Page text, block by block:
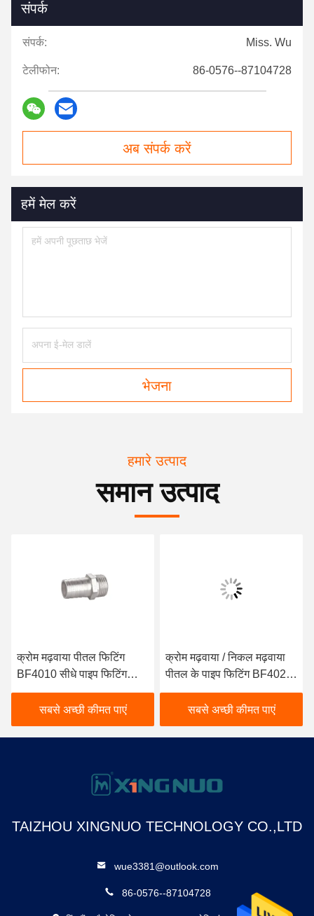
संपर्क
संपर्क: Miss. Wu
टेलीफोन: 86-0576--87104728
अब संपर्क करें
हमें मेल करें
भेजना
हमारे उत्पाद
समान उत्पाद
क्रोम मढ़वाया पीतल फिटिंग
BF4010 सीधे पाइप फिटिंग
जैकेट प्रकार
सबसे अच्छी कीमत पाएं
क्रोम मढ़वाया / निकल मढ़वाया
पीतल के पाइप फिटिंग BF4025
जैकेट प्रकार
सबसे अच्छी कीमत पाएं
TAIZHOU XINGNUO TECHNOLOGY CO.,LTD
wue3381@outlook.com
86-0576--87104728